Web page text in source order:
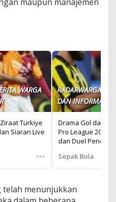
WARGA
Türkiye
Siaran Live
•••
RADARWARGA.ID
DAN INFORMASI
Drama Gol dan
Pro League 2025/
dan Duel Penentu
Sepak Bola
telah menunjukkan